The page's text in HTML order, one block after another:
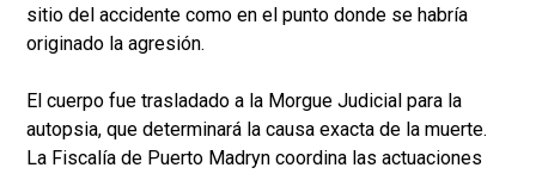
sitio del accidente como en el punto donde se habría
originado la agresión.
El cuerpo fue trasladado a la Morgue Judicial para la
autopsia, que determinará la causa exacta de la muerte.
La Fiscalía de Puerto Madryn coordina las actuaciones